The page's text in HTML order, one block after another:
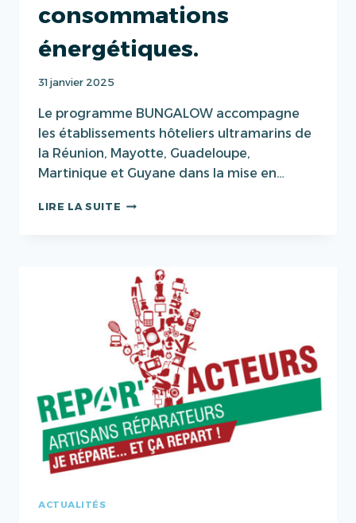
consommations
énergétiques.
31 janvier 2025
Le programme BUNGALOW accompagne
les établissements hôteliers ultramarins de
la Réunion, Mayotte, Guadeloupe,
Martinique et Guyane dans la mise en…
LIRE LA SUITE BUNGALOW
ACCOMPAGNER
LE
SECTEUR
DE
L’HÔTELLERIE
DANS
LA
MAÎTRISE
DE
SES
CONSOMMATIONS
ÉNERGÉTIQUES.
ACTUALITÉS